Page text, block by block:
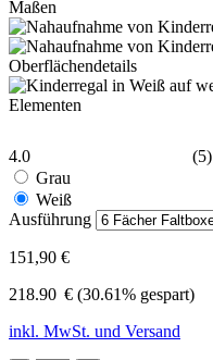
4.0
(5)
Grau
Weiß
Ausführung
151,90 €
218.90 € (30.61% gespart)
inkl. MwSt. und Versand